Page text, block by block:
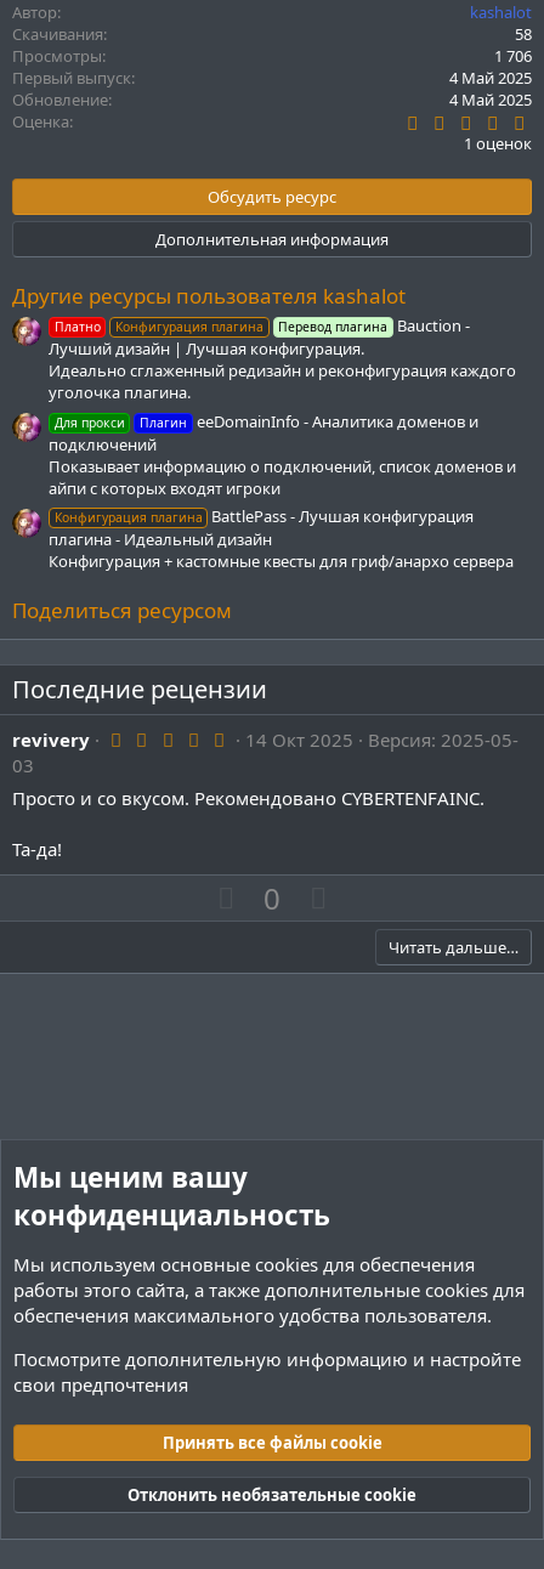
к
ц
и
и
:
Автор
kashalot
Скачивания
58
Просмотры
1 706
Первый выпуск
4 Май 2025
Обновление
4 Май 2025
Оценка
0
0
в
ё
з
1 оценок
Обсудить ресурс
Дополнительная информация
Другие ресурсы пользователя kashalot
Платно Конфигурация плагина Перевод плагина
Bauction -
Лучший дизайн | Лучшая конфигурация.
Идеально сглаженный редизайн и реконфигурация каждого
уголочка плагина.
Для прокси Плагин
eeDomainInfo - Аналитика доменов и
подключений
Показывает информацию о подключений, список доменов и
айпи с которых входят игроки
Конфигурация плагина
BattlePass - Лучшая конфигурация
плагина - Идеальный дизайн
Конфигурация + кастомные квесты для гриф/анархо сервера
Поделиться ресурсом
Последние рецензии
revivery 5
0
з
14 Окт 2025
Версия: 2025-05-
03
Просто и со вкусом. Рекомендовано CYBERTENFAINC.
Та-да!
П
о
и
г
о
о
с
0
е
а
о
с
Читать дальше…
Cookies Тёмная (2020)
Русский (RU)
Обратная связь
Условия и правила
Политика конфиденциальности
Помощь
R
Мы ценим вашу
конфиденциальность
Мы используем основные cookies для обеспечения
работы этого сайта, а также дополнительные cookies для
обеспечения максимального удобства пользователя.
Посмотрите дополнительную информацию и настройте
свои предпочтения
Принять все файлы cookie
Отклонить необязательные cookie